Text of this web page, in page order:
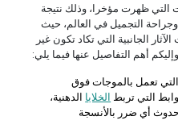
التي ظهرت مؤخرا، وذلك نتيجة
التجميل في العالم، حيث
الجانبية التي تكاد تكون غير
أهم التفاصيل عنها فيما يلي:
التي تعمل بالموجات فوق
التي تربط الخلايا الدهنية،
أي ضرر بالأنسجة